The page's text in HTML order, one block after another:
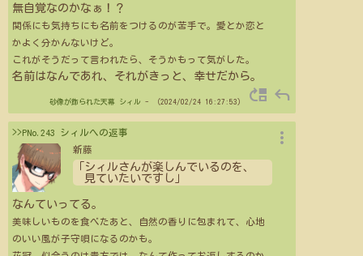
無自覚なのかなぁ！？
関係にも気持ちにも名前をつけるのが苦手で。愛とか恋と
かよく分かんないけど。
これがそうだって言われたら、そうかもって気がした。
名前はなんであれ、それがきっと、幸せだから。
砂像が飾られた天幕 シィル - （2024/02/24 16:27:53） move_up reply
>>PNo.243 シィルへの返事
新藤
「シィルさんが楽しんでいるのを、
見ていたいですし」
なんていってる。
美味しいものを食べたあと、自然の香りに包まれて、心地
のいい風が子守唄になるのかも。
more_vert